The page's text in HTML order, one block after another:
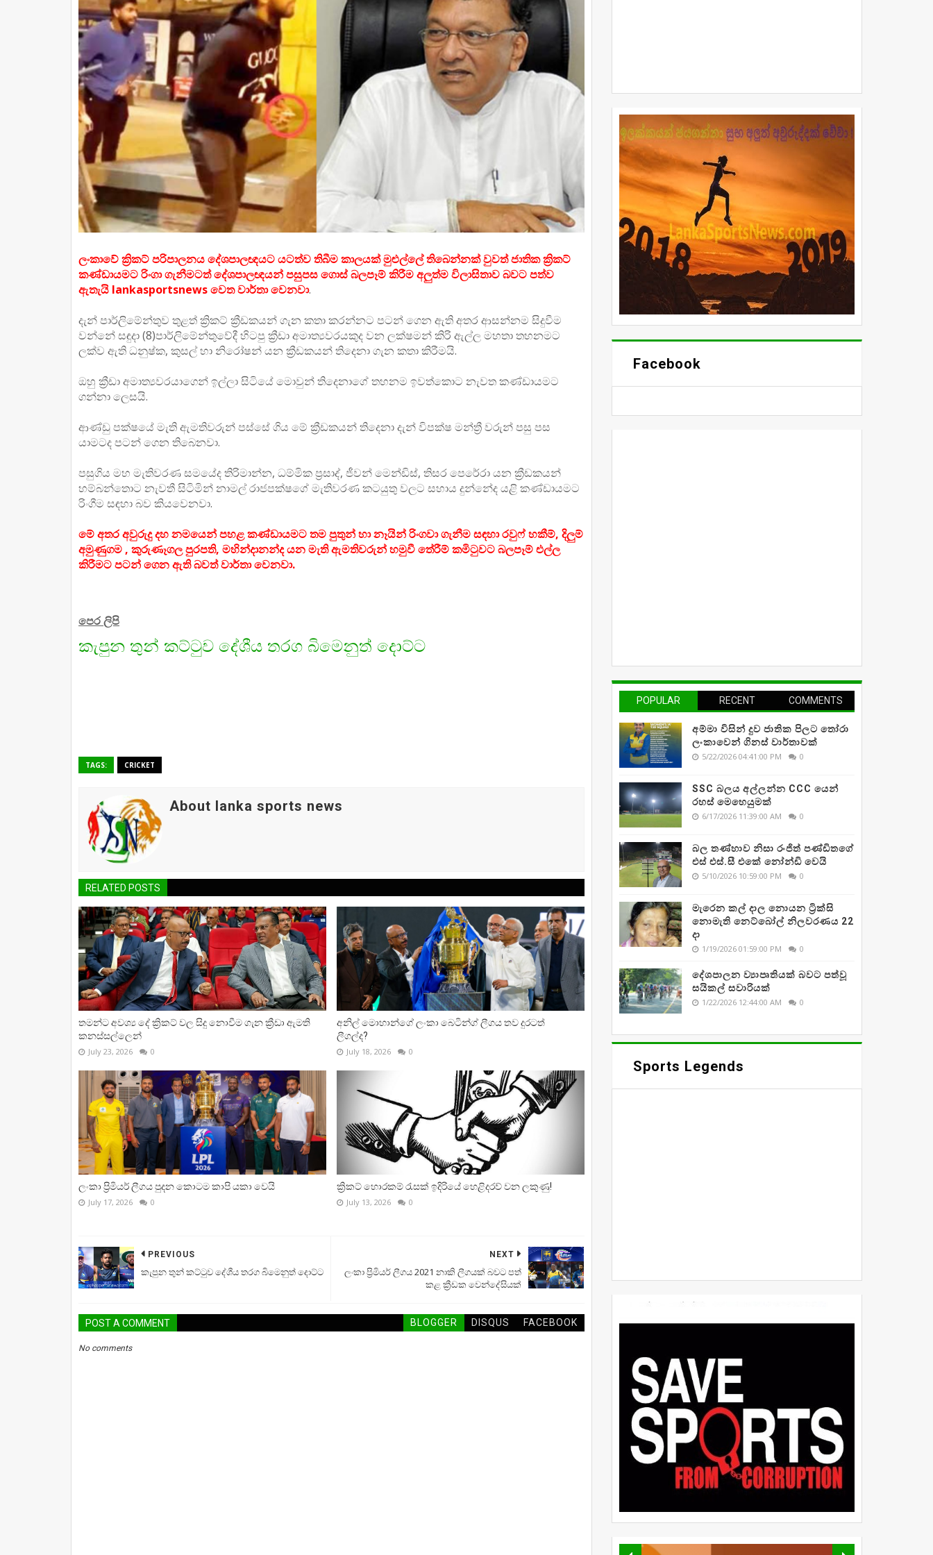
ලංකාවේ ක්‍රිකට් පරිපාලනය දේශපාලඥයට යටත්ව තිබීම කාලයක් මුළුල්ලේ තිබෙන්නක් වුවත් ජාතික ක්‍රිකට්
කණ්ඩායමට රිංගා ගැනීමටත් දේශපාලඥයන් පසුපස ගොස් බලපෑම් කිරීම අලුත්ම විලාසිතාව බවට පත්ව
ඇතැයි lankasportsnews වෙත වාර්තා වෙනවා.
දැන් පාර්ලිමේන්තුව තුළත් ක්‍රිකට් ක්‍රීඩකයන් ගැන කතා කරන්නට පටන් ගෙන ඇති අතර ආසන්නම සිදුවීම
වන්නේ සඳුදා (8)පාර්ලිමේන්තුවේදී හිටපු ක්‍රීඩා අමාත්‍යවරයකුද වන ලක්ෂමන් කිරි ඇල්ල මහතා තහනමට
ලක්ව ඇති ධනුෂ්ක, කුසල් හා නිරෝෂන් යන ක්‍රීඩකයන් තිදෙනා ගැන කතා කිරීමයි.
ඔහු ක්‍රීඩා අමාත්‍යවරයාගෙන් ඉල්ලා සිටියේ මොවුන් තිදෙනාගේ තහනම ඉවත්කොට නැවත කණ්ඩායමට
ගන්නා ලෙසයි.
ආණ්ඩු පක්ෂයේ මැති ඇමතිවරුන් පස්සේ ගිය මේ ක්‍රීඩකයන් තිදෙනා දැන් විපක්ෂ මන්ත්‍රී වරුන් පසු පස
යාමටද පටන් ගෙන තිබෙනවා.
පසුගිය මහ මැතිවරණ සමයේද තිරිමාන්න, ධම්මික ප්‍රසාද්, ජීවන් මෙන්ඩිස්, තිසර පෙරේරා යන ක්‍රීඩකයන්
හම්බන්තොට නැවතී සිටිමින් නාමල් රාජපක්ෂගේ මැතිවරණ කටයුතු වලට සහාය දුන්නේද යළි කණ්ඩායමට
රිංගීම සඳහා බව කියවෙනවා.
මේ අතර අවුරුදු දහ නමයෙන් පහළ කණ්ඩායමට තම පුතුන් හා නෑයින් රිංගවා ගැනීම සඳහා රවුෆ් හකීම්, දිලුම්
අමුණුගම , කුරුණෑගල පුරපති, මහින්දානන්ද යන මැති ඇමතිවරුන් හමුවී තේරීම් කමිටුවට බලපෑම් එල්ල
කිරීමට පටන් ගෙන ඇති බවත් වාර්තා වෙනවා.
පෙර ලිපි
කැපුන තුන් කට්ටුව දේශීය තරග බිමෙනුත් දොට්ට
TAGS: CRICKET
About lanka sports news
RELATED POSTS
තමන්ට අවශ්‍ය දේ ක්‍රිකට් වල සිදු නොවීම ගැන ක්‍රීඩා ඇමති
කනස්සල්ලෙන්
July 23, 2026 0
අනිල් මොහාන්ගේ ලංකා බෙටින්ග් ලීගය තව දුරටත්
ලීගල්ද?
July 18, 2026 0
ලංකා ප්‍රිමියර් ලීගය පුදන කොටම කාපි යකා වෙයි
July 17, 2026 0
ක්‍රිකට් හොරකම් රැසක් ඉදිරියේ හෙළිදරව් වන ලකුණු!
July 13, 2026 0
NEXT
ලංකා ප්‍රිමියර් ලීගය 2021 නාකි ලීගයක් බවට පත්
කළ ක්‍රීඩක වෙන්දේසියක්
PREVIOUS
කැපුන තුන් කට්ටුව දේශීය තරග බිමෙනුත් දොට්ට
POST A COMMENT BLOGGER DISQUS FACEBOOK
No comments
Facebook
POPULAR RECENT COMMENTS
අම්මා විසින් දුව ජාතික පිලට තෝරා
ලංකාවෙන් ගිනස් වාර්තාවක්
5/22/2026 04:41:00 PM 0
SSC බලය අල්ලන්න CCC යෙන්
රහස් මෙහෙයුමක්
6/17/2026 11:39:00 AM 0
බල තණ්හාව නිසා රංජිත් පණ්ඩිතගේ
එස් එස්.සී එකේ නෝන්ඩි වෙයි
5/10/2026 10:59:00 PM 0
මැරෙන කල් දාල නොයන ට්‍රික්සි
නොමැති නෙට්බෝල් නිලවරණය 22
දා
1/19/2026 01:59:00 PM 0
දේශපාලන ව්‍යාපෘතියක් බවට පත්වූ
සයිකල් සවාරියක්
1/22/2026 12:44:00 AM 0
Sports Legends